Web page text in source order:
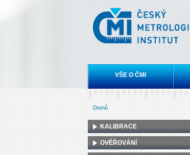
Český
metrologický
institut
Hlavní menu
VŠE O ČMI
Domů
KALIBRACE
OVĚŘOVÁNÍ